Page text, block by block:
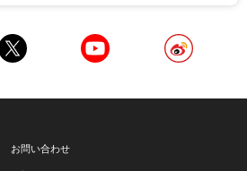
お問い合わせ